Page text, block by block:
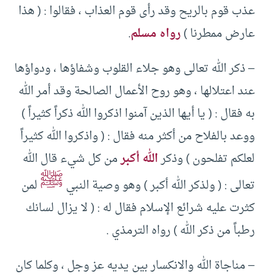
عذب قوم بالريح وقد رأى قوم العذاب ، فقالوا : ( هذا
عارض ممطرنا )رواه مسلم.
– ذكر الله تعالى وهو جلاء القلوب وشفاؤها ، ودواؤها
عند اعتلالها ، وهو روح الأعمال الصالحة وقد أمر الله
به فقال : ( يا أيها الذين آمنوا اذكروا الله ذكراً كثيراً )
ووعد بالفلاح من أكثر منه فقال : ( واذكروا الله كثيراً
لعلكم تفلحون ) وذكرالله أكبرمن كل شيء قال الله
تعالى : ( ولذكر الله أكبر ) وهو وصية النبيﷺلمن
كثرت عليه شرائع الإسلام فقال له : ( لا يزال لسانك
رطباً من ذكر الله ) رواه الترمذي .
– مناجاة الله والانكسار بين يديه عز وجل ، وكلما كان